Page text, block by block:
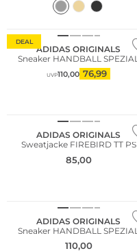
DEAL
ADIDAS ORIGINALS
Sneaker HANDBALL SPEZIAL
UVP110,00 76,99
ADIDAS ORIGINALS
Sweatjacke FIREBIRD TT PS
85,00
ADIDAS ORIGINALS
Sneaker HANDBALL SPEZIAL
110,00